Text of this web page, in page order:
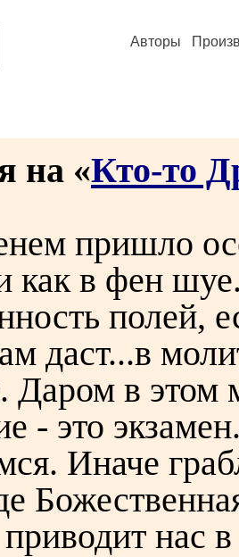
Авторы
на «Кто-то
пришло
как в фен
полей,
даст...в
Даром в этом
- это
Иначе
приводит нас